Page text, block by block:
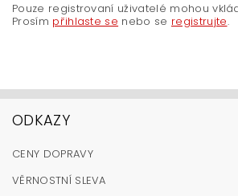
Pouze registrovaní uživatelé mohou
Prosím přihlaste se nebo se registrujte.
ODKAZY
CENY DOPRAVY
VĚRNOSTNÍ SLEVA